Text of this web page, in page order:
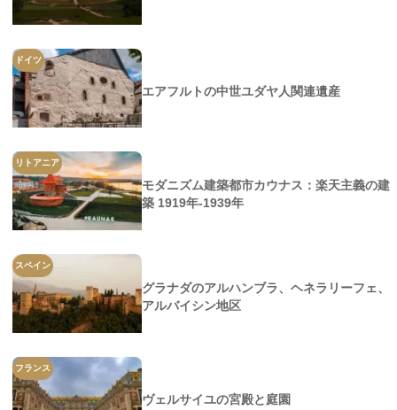
ドイツ
エアフルトの中世ユダヤ人関連遺産
リトアニア
モダニズム建築都市カウナス：楽天主義の建
築 1919年-1939年
スペイン
グラナダのアルハンブラ、ヘネラリーフェ、
アルバイシン地区
フランス
ヴェルサイユの宮殿と庭園